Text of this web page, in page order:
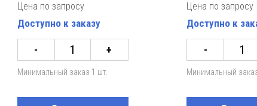
Цена по запросу
Доступно к заказу
- +
Минимальный заказ 1 шт.
Цена по запросу
Доступно к
-
Минимальный